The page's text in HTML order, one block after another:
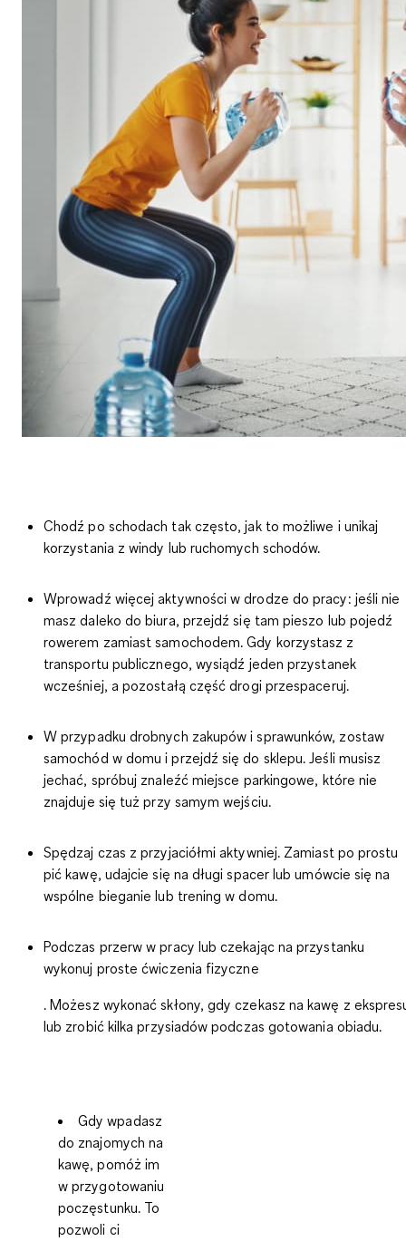
Chodź po schodach tak często, jak to możliwe i unikaj
korzystania z windy lub ruchomych schodów.
Wprowadź więcej aktywności w drodze do pracy: jeślinie
masz daleko do biura, przejdź się tam pieszo lub pojedź
rowerem zamiast samochodem. Gdy korzystasz z
transportu publicznego, wysiądź jeden przystanek
wcześniej, a pozostałą część drogi przespaceruj.
W przypadku drobnych zakupów i sprawunków, zostaw
samochód w domui przejdź się do sklepu. Jeśli musisz
jechać, spróbuj znaleźć miejsce parkingowe, które nie
znajduje się tuż przy samym wejściu.
Spędzaj czas z przyjaciółmi aktywniej. Zamiast po prostu
pić kawę, udajcie się na długi spacer lub umówcie się na
wspólne bieganie lub trening w domu.
Podczas przerw w pracy lub czekając na przystanku
wykonuj proste ćwiczenia fizyczne
. Możesz wykonać skłony, gdy czekasz na kawę z
lub zrobić kilka przysiadów podczas gotowania obiadu.
Gdy wpadasz
do znajomych na
kawę,pomóż im
w przygotowaniu
poczęstunku. To
pozwoli ci